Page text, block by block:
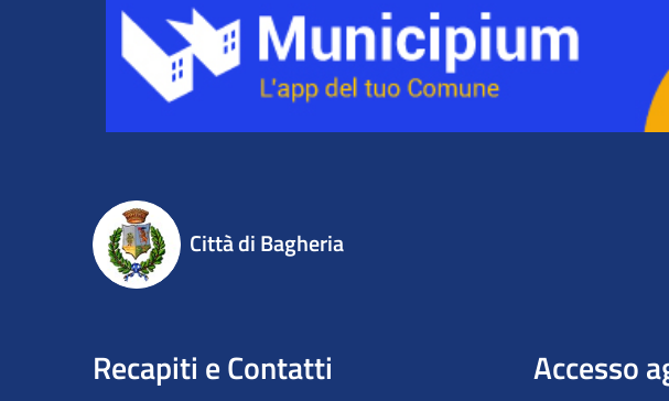
Città di Bagheria
Recapiti e Contatti Accesso